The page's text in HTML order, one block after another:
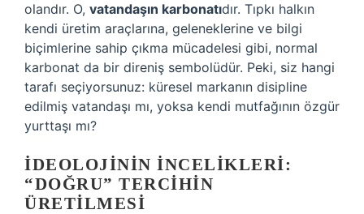
olandır. O, vatandaşın karbonatıdır. Tıpkı halkın
kendi üretim araçlarına, geleneklerine ve bilgi
biçimlerine sahip çıkma mücadelesi gibi, normal
karbonat da bir direniş sembolüdür. Peki, siz hangi
tarafı seçiyorsunuz: küresel markanın disipline
edilmiş vatandaşı mı, yoksa kendi mutfağının özgür
yurttaşı mı?
İDEOLOJININ İNCELIKLERI:
“DOĞRU” TERCIHIN
ÜRETILMESI